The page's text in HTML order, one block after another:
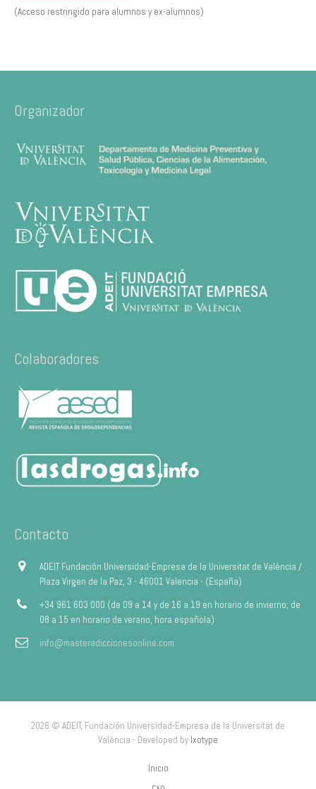
(Acceso restringido para alumnos y ex-alumnos)
Organizador
Colaboradores
Contacto
ADEIT Fundación Universidad-Empresa de la Universitat de València /
Plaza Virgen de la Paz, 3 - 46001 Valencia - (España)
+34 961 603 000 (de 09 a 14 y de 16 a 19 en horario de invierno; de
08 a 15 en horario de verano, hora española)
info@masteradiccionesonline.com
2026 © ADEIT, Fundación Universidad-Empresa de la Universitat de
València - Developed by Ixotype
Inicio